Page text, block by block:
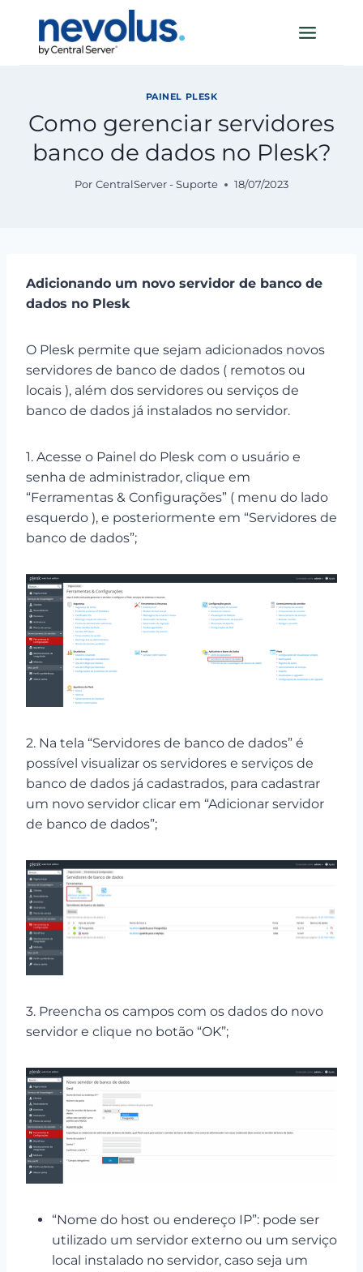
PAINEL PLESK
Como gerenciar servidores
banco de dados no Plesk?
Por CentralServer - Suporte 18/07/2023
Adicionando um novo servidor de banco de
dados no Plesk
O Plesk permite que sejam adicionados novos
servidores de banco de dados ( remotos ou
locais ), além dos servidores ou serviços de
banco de dados já instalados no servidor.
1. Acesse o Painel do Plesk com o usuário e
senha de administrador, clique em
“Ferramentas & Configurações” ( menu do lado
esquerdo ), e posteriormente em “Servidores de
banco de dados”;
2. Na tela “Servidores de banco de dados” é
possível visualizar os servidores e serviços de
banco de dados já cadastrados, para cadastrar
um novo servidor clicar em “Adicionar servidor
de banco de dados”;
3. Preencha os campos com os dados do novo
servidor e clique no botão “OK”;
“Nome do host ou endereço IP”: pode ser
utilizado um servidor externo ou um serviço
local instalado no servidor, caso seja um